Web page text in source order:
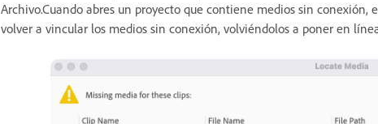
Archivo.Cuando abres un proyecto que contiene medios sin
volver a vincular los medios sin conexión, volviéndolos a poner en